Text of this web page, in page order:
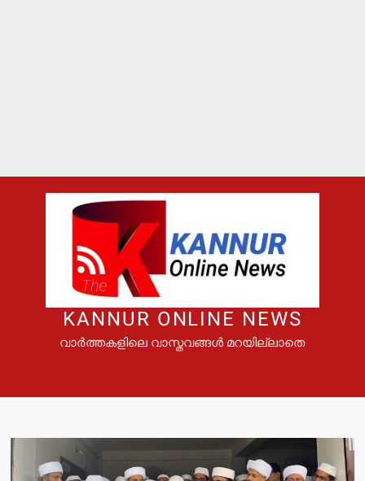
KANNUR ONLINE NEWS
വാർത്തകളിലെ വാസ്തവങ്ങൾ മറയില്ലാതെ